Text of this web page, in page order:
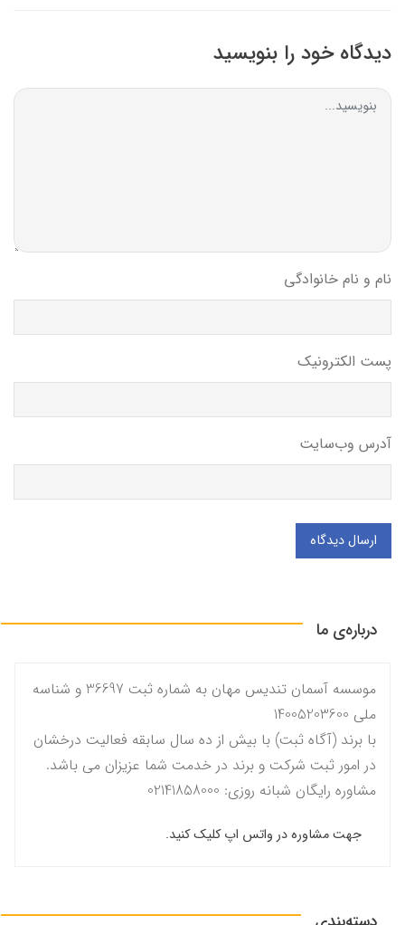
دیدگاه خود را بنویسید
نام و نام خانوادگی
پست الکترونیک
آدرس وب‌سایت
ارسال دیدگاه
درباره‌ی ما
موسسه آسمان تندیس مهان به شماره ثبت 36697 و شناسه
ملی 14005203600
با برند (آگاه ثبت) با بیش از ده سال سابقه فعالیت درخشان
در امور ثبت شرکت و برند در خدمت شما عزیزان می باشد.
مشاوره رایگان شبانه روزی: 02141858000
جهت مشاوره در واتس اپ کلیک کنید.